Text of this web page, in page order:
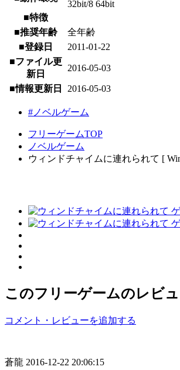
32bit/8 64bit
■特徴
■推奨年齢
全年齢
■登録日
2011-01-22
■ファイル更
新日
2016-05-03
■情報更新日 2016-05-03
#ノベルゲーム
フリーゲームTOP
ノベルゲーム
ウィンドチャイムに連れられて [
このフリーゲームのレビ
コメント・レビューを追加する
蒼龍 2016-12-22 20:06:15